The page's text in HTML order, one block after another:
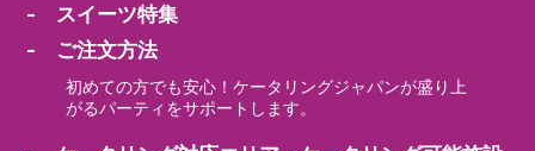
- スイーツ特集
- ご注文方法
初めての方でも安心！ケータリングジャパンが盛り上
がるパーティをサポートします。